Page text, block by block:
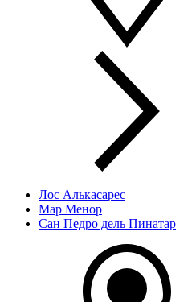
Лос Алькасарес
Мар Менор
Сан Педро дель Пинатар